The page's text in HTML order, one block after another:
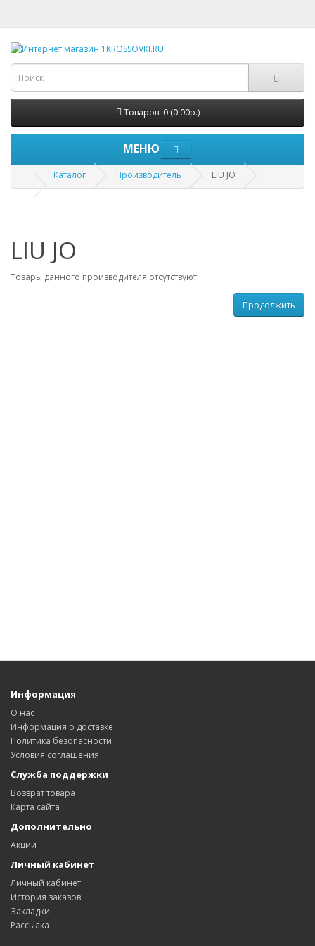
Товаров: 0 (0.00р.)
МЕНЮ
Каталог Производитель LIU JO
LIU JO
Товары данного производителя отсутствуют.
Продолжить
Информация
О нас
Информация о доставке
Политика безопасности
Условия соглашения
Служба поддержки
Возврат товара
Карта сайта
Дополнительно
Акции
Личный кабинет
Личный кабинет
История заказов
Закладки
Рассылка